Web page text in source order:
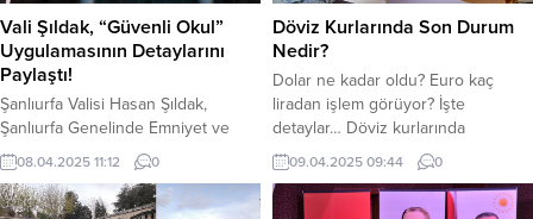
Vali Şıldak, “Güvenli Okul”
Uygulamasının Detaylarını
Paylaştı!
Şanlıurfa Valisi Hasan Şıldak,
Şanlıurfa Genelinde Emniyet ve
Jandarma Ekiplerimiz Tarafından
Gerçekleştirilen “Güvenli Okul”
Uygulaması hakkında sosyal medya
08.04.2025 11:12 0
Döviz Kurlarında Son Durum
Nedir?
Dolar ne kadar oldu? Euro kaç
liradan işlem görüyor? İşte
detaylar… Döviz kurlarında
uluslararası alandaki gelişmelerin
etkisiyle hareketlilik sürüyor. Dün
dolar günü 37.94 TL’den kapattı.
09.04.2025 09:44 0